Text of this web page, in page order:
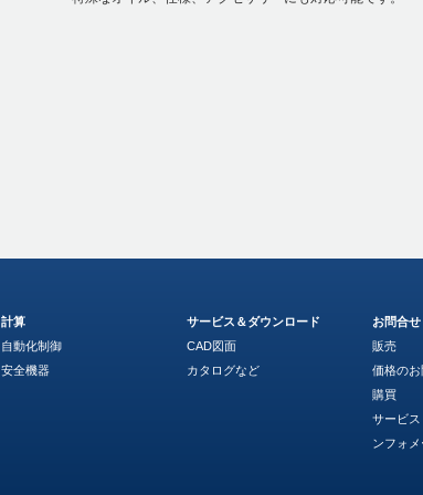
計算
自動化制御
安全機器
サービス＆ダウンロード
CAD図面
カタログなど
お問合せ
販売
価格の
購買
サービス
ンフォ